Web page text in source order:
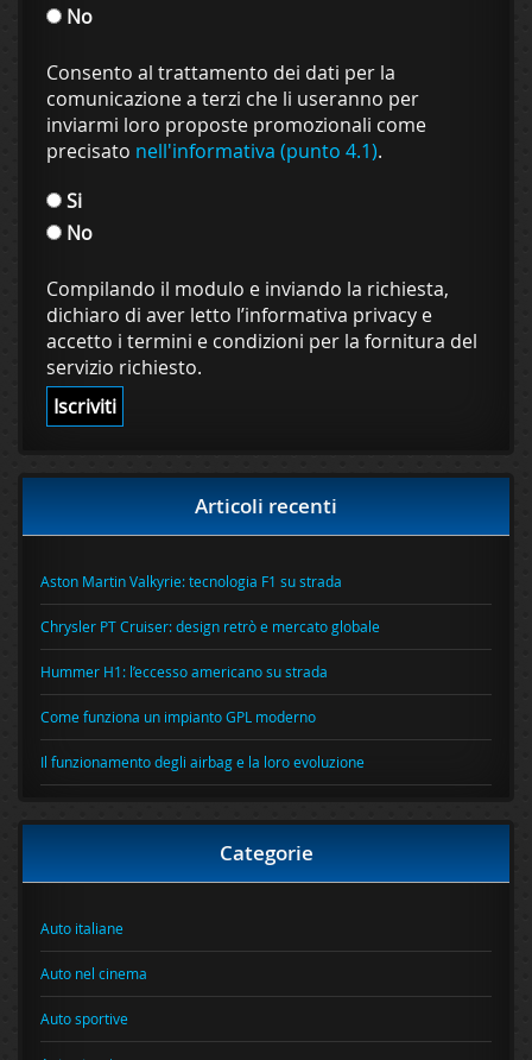
No
Consento al trattamento dei dati per la
comunicazione a terzi che li useranno per
inviarmi loro proposte promozionali come
precisato nell'informativa (punto 4.1).
Si
No
Compilando il modulo e inviando la richiesta,
dichiaro di aver letto l’informativa privacy e
accetto i termini e condizioni per la fornitura del
servizio richiesto.
Articoli recenti
Aston Martin Valkyrie: tecnologia F1 su strada
Chrysler PT Cruiser: design retrò e mercato globale
Hummer H1: l’eccesso americano su strada
Come funziona un impianto GPL moderno
Il funzionamento degli airbag e la loro evoluzione
Categorie
Auto italiane
Auto nel cinema
Auto sportive